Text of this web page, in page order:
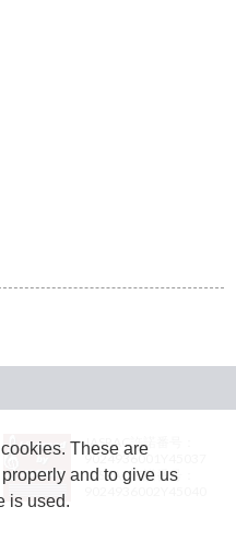
JASRAC許諾番号：
9024936001Y45037
JASRAC許諾番号：
These are
and to give us
is used.